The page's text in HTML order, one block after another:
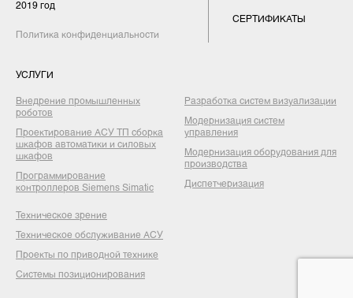
2019 год
Политика конфиденциальности
СЕРТИФИКАТЫ
УСЛУГИ
Внедрение промышленных
роботов
Проектирование АСУ ТП сборка
шкафов автоматики и силовых
шкафов
Программирование
контроллеров Siemens Simatic
Разработка систем визуализации
Модернизация систем
управления
Модернизация оборудования для
производства
Диспетчеризация
Техническое зрение
Техническое обслуживание АСУ
Проекты по приводной технике
Системы позиционирования